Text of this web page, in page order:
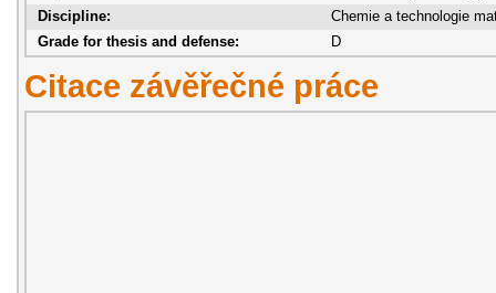
Discipline:
Chemie a technologie
Grade for thesis and defense:
D
Citace závěřečné práce